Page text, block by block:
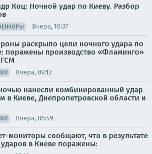
Коц: Ночной удар по Киеву. Разбор
Вчера, 10:37
раскрыло цели ночного удара по
поражены производство «Фламинго»
Вчера, 09:12
нанесли комбинированный удар
в Киеве, Днепропетровской области и
Вчера, 08:49
мониторы сообщают, что в результате
в Киеве поражены: